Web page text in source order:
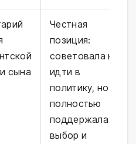
сына
Честная
позиция:
советовала не
идти в
политику, но
полностью
поддержала
выбор и